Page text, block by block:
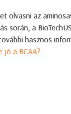
olvasni az
során, a
hasznos
jó a BCAA?